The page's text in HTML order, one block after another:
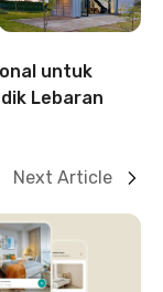
untuk
Next Article